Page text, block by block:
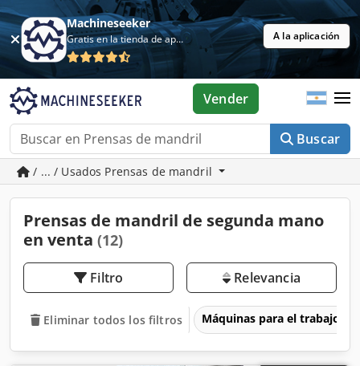
Machineseeker
Gratis en la tienda de aplicaciones A la aplicación
Buscar
Vender
/ ... / Usados Prensas de mandril
Prensas de mandril de segunda mano
en venta (12)
Filtro Relevancia
Eliminar todos los filtros Máquinas para el trabajo